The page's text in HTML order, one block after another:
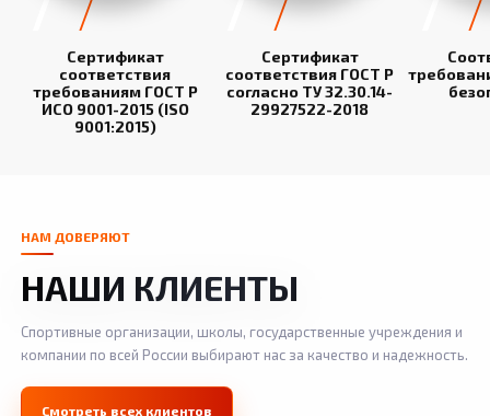
Сертификат
соответствия
требованиям ГОСТ Р
ИСО 9001-2015 (ISO
9001:2015)
Сертификат
соответствия ГОСТ Р
согласно ТУ 32.30.14-
29927522-2018
НАМ ДОВЕРЯЮТ
НАШИ КЛИЕНТЫ
Спортивные организации, школы, государственные учреждения и
компании по всей России выбирают нас за качество и надежность.
Смотреть всех клиентов